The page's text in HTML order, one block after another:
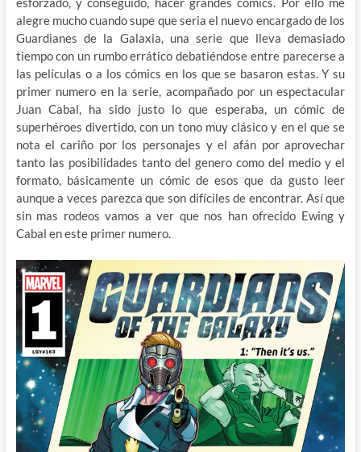
alegre mucho cuando supe que seria el nuevo encargado de los
Guardianes de la Galaxia, una serie que lleva demasiado
tiempo con un rumbo errático debatiéndose entre parecerse a
las películas o a los cómics en los que se basaron estas. Y su
primer numero en la serie, acompañado por un espectacular
Juan Cabal, ha sido justo lo que esperaba, un cómic de
superhéroes divertido, con un tono muy clásico y en el que se
nota el cariño por los personajes y el afán por aprovechar
tanto las posibilidades tanto del genero como del medio y el
formato, básicamente un cómic de esos que da gusto leer
aunque a veces parezca que son difíciles de encontrar. Así que
sin mas rodeos vamos a ver que nos han ofrecido Ewing y
Cabal en este primer numero.